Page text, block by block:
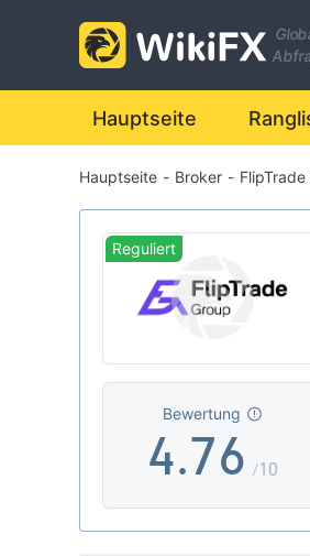
Hauptseite
Hauptseite - Broker - FlipTrade
Reguliert
Bewertung
0
1
2
3
4
5
.
1
2
3
4
5
6
7
8
0
1
2
3
4
5
6
7
/10